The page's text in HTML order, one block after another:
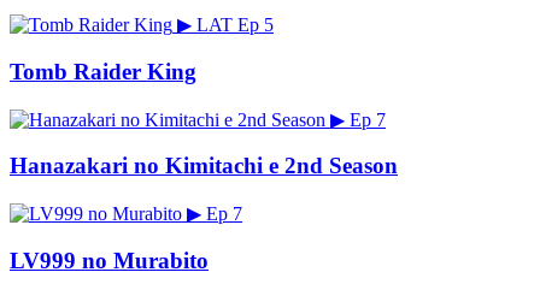
▶ LAT Ep 5
Tomb Raider King
▶ Ep 7
Hanazakari no Kimitachi e 2nd Season
▶ Ep 7
LV999 no Murabito